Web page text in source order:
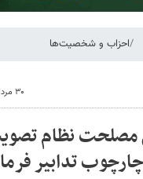
احزاب و شخصیت‌ها
۳۰ مرداد ۱۳۹۵ - ۰۹:۳۰
نظام
تدابیر